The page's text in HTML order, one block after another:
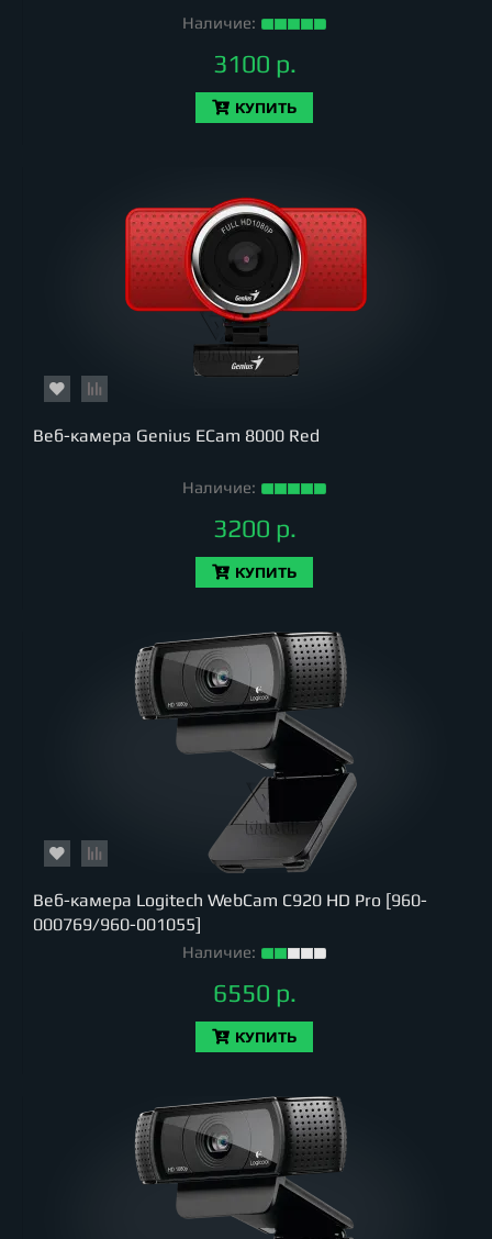
Наличие:
3100 р.
КУПИТЬ
Веб-камера Genius ECam 8000 Red
Наличие:
3200 р.
КУПИТЬ
Веб-камера Logitech WebCam C920 HD Pro [960-
000769/960-001055]
Наличие:
6550 р.
КУПИТЬ